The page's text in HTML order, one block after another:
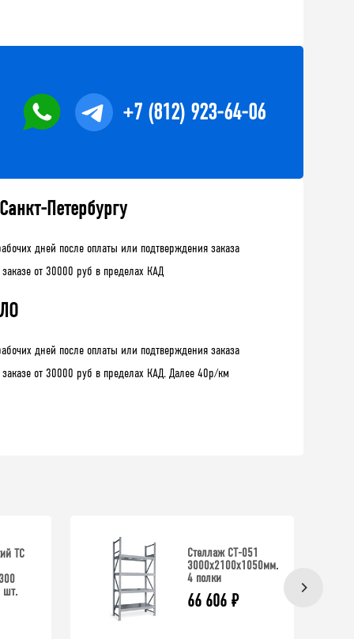
+7 (812) 923-64-06
Петербургу
дней после оплаты или подтверждения заказа
от 30000 руб в пределах КАД
дней после оплаты или подтверждения заказа
заказе от 30000 руб в пределах КАД. Далее 40р/км
ТС
шт.
Стеллаж СТ-051
3000х2100х1050мм.
4 полки
66 606 ₽